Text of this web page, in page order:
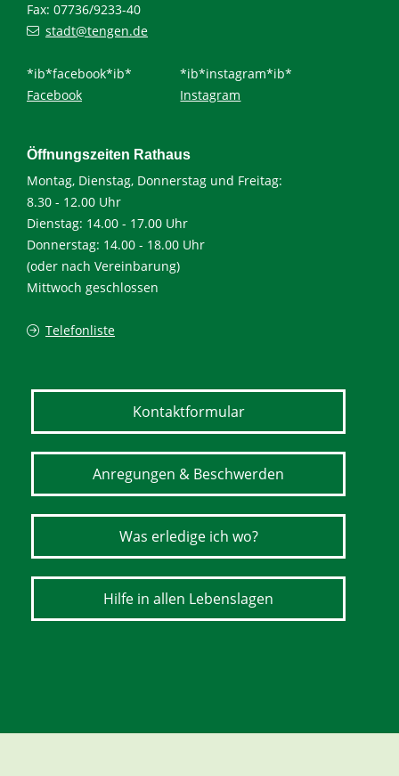
Fax: 07736/9233-40
stadt@tengen.de
*ib*facebook*ib*
Facebook
*ib*instagram*ib*
Instagram
Öffnungszeiten Rathaus
Montag, Dienstag, Donnerstag und Freitag:
8.30 - 12.00 Uhr
Dienstag: 14.00 - 17.00 Uhr
Donnerstag: 14.00 - 18.00 Uhr
(oder nach Vereinbarung)
Mittwoch geschlossen
Telefonliste
Kontaktformular
Anregungen & Beschwerden
Was erledige ich wo?
Hilfe in allen Lebenslagen